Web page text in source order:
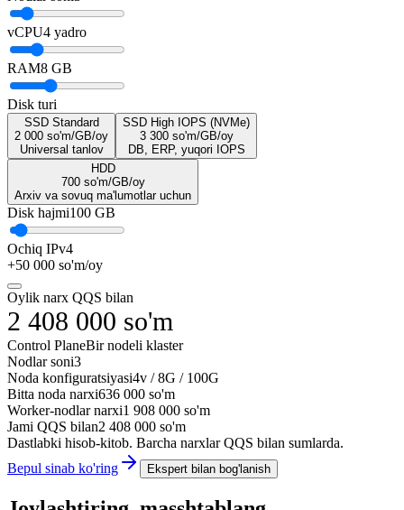
vCPU4 yadro
RAM8 GB
Disk turi
SSD Standard
2 000 so'm/GB/oy
Universal tanlov
SSD High IOPS (NVMe)
3 300 so'm/GB/oy
DB, ERP, yuqori IOPS
HDD
700 so'm/GB/oy
Arxiv va sovuq ma'lumotlar uchun
Disk hajmi100 GB
Ochiq IPv4
+50 000 so'm/oy
Oylik narx QQS bilan
2 408 000 so'm
Control PlaneBir nodeli klaster
Nodlar soni3
Noda konfiguratsiyasi4v /8G / 100G
Bitta noda narxi636 000 so'm
Worker-nodlar narxi1 908 000 so'm
Jami QQS bilan2 408 000 so'm
Dastlabki hisob-kitob. Barcha narxlar QQS bilan sumlarda.
Bepul sinab ko'ring
Ekspert bilan bog'lanish